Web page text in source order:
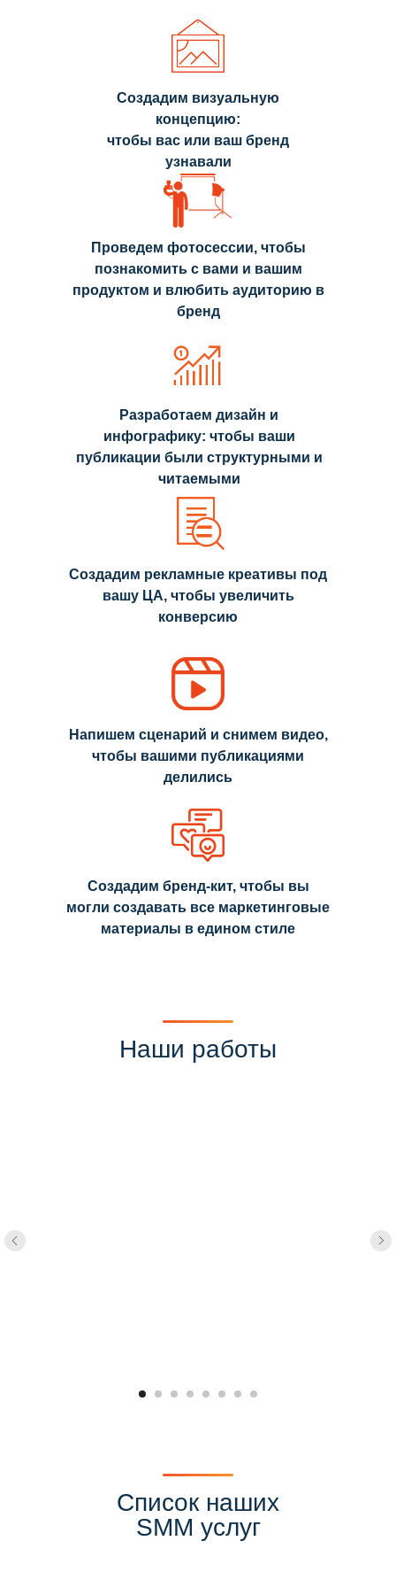
сюжетных
видеороликов.
Создадим визуальную
концепцию:
чтобы вас или ваш бренд
узнавали
Проведем фотосессии, чтобы
познакомить с вами и вашим
продуктом и влюбить аудиторию в
бренд
Разработаем дизайн и
инфографику: чтобы ваши
публикации были структурными и
читаемыми
Напишем сценарий и снимем видео,
чтобы вашими публикациями
делились
Создадим бренд-кит, чтобы вы
могли создавать все маркетинговые
материалы в едином стиле
Создадим рекламные креативы под
вашу ЦА, чтобы увеличить
конверсию
Наши работы
Список наших
SMM услуг